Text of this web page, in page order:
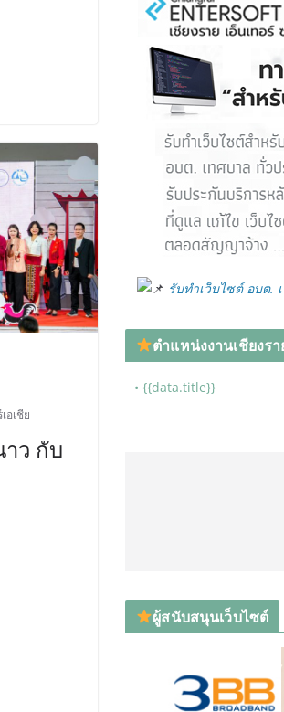
อเชีย
ว กับ
รับทำเว็บไซต์ อบต.
ตำแหน่งงานเชียงรา
• {{data.title}}
ผู้สนับสนุนเว็บไซต์